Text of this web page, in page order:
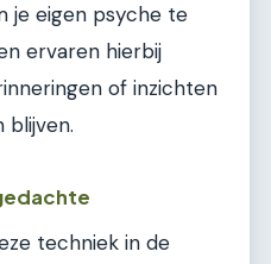
je eigen psyche te
ervaren hierbij
of inzichten
blijven.
techniek in de